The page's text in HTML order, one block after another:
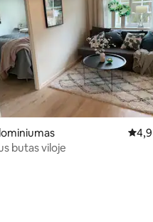
4,9
butas viloje